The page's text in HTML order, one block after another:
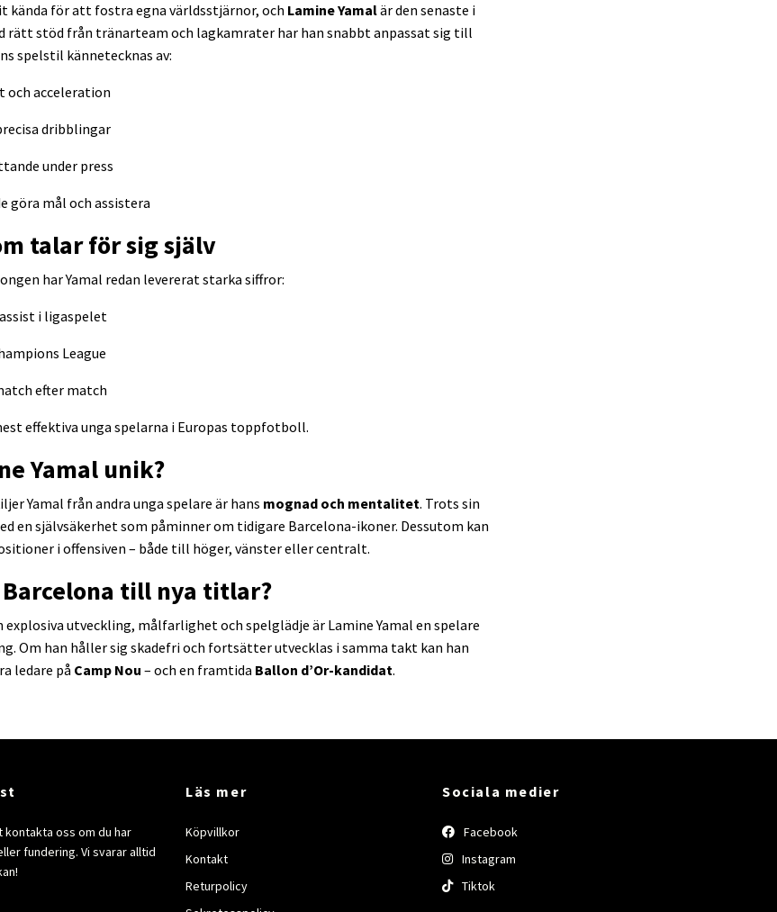
kända för att fostra egna världsstjärnor, och Lamine Yamalär den senaste i
rätt stöd från tränarteam och lagkamrater har han snabbt anpassat sig till
spelstil kännetecknas av:
och acceleration
dribblingar
under press
göra mål och assistera
talar för sig själv
har Yamal redan levererat starka siffror:
i ligaspelet
League
efter match
effektiva unga spelarna i Europas toppfotboll.
Yamal unik?
Yamal från andra unga spelare är hans mognad och mentalitet. Trots sin
en självsäkerhet som påminner om tidigare Barcelona-ikoner. Dessutom kan
i offensiven – både till höger, vänster eller centralt.
Barcelona till nya titlar?
explosiva utveckling, målfarlighet och spelglädje är Lamine Yamal en spelare
Om han håller sig skadefri och fortsätter utvecklas i samma takt kan han
ledare på Camp Nou – och en framtida Ballon d’Or-kandidat.
kontakta oss om du har
fundering. Vi svarar alltid
Läs mer
Köpvillkor
Kontakt
Returpolicy
Sociala medier
Facebook
Instagram
Tiktok